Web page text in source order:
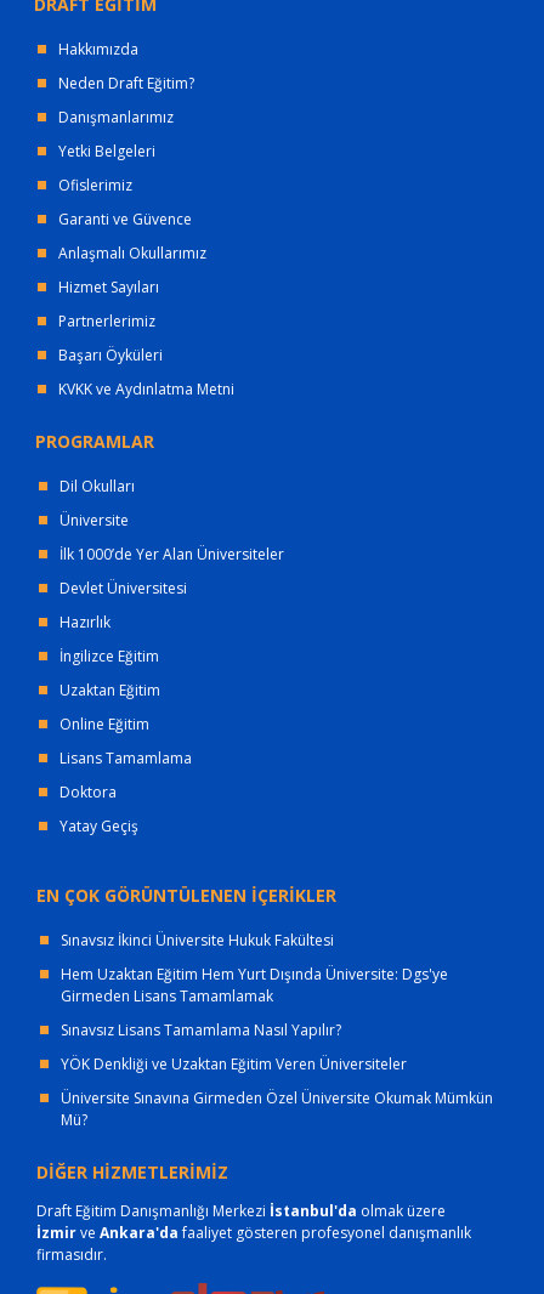
Hakkımızda
Neden Draft Eğitim?
Danışmanlarımız
Yetki Belgeleri
Ofislerimiz
Garanti ve Güvence
Anlaşmalı Okullarımız
Hizmet Sayıları
Partnerlerimiz
Başarı Öyküleri
KVKK ve Aydınlatma Metni
PROGRAMLAR
Dil Okulları
Üniversite
İlk 1000’de Yer Alan Üniversiteler
Devlet Üniversitesi
Hazırlık
İngilizce Eğitim
Uzaktan Eğitim
Online Eğitim
Lisans Tamamlama
Doktora
Yatay Geçiş
EN ÇOK GÖRÜNTÜLENEN İÇERİKLER
Sınavsız İkinci Üniversite Hukuk Fakültesi
Hem Uzaktan Eğitim Hem Yurt Dışında Üniversite: Dgs'ye
Girmeden Lisans Tamamlamak
Sınavsız Lisans Tamamlama Nasıl Yapılır?
YÖK Denkliği ve Uzaktan Eğitim Veren Üniversiteler
Üniversite Sınavına Girmeden Özel Üniversite Okumak Mümkün
Mü?
DİĞER HİZMETLERİMİZ
Draft Eğitim Danışmanlığı Merkezi İstanbul'da olmak üzere
İzmirve Ankara'dafaaliyet gösteren profesyonel danışmanlık
firmasıdır.